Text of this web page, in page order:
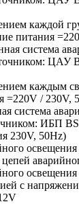
каждой
питания
система
ЦАУ
каждым
=220V / 230V,
система
ИБП
230V, 50Hz)
с